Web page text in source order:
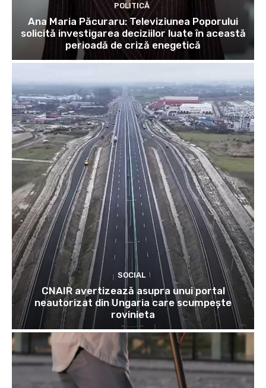
POLITICĂ
Ana Maria Păcuraru: Televiziunea Poporului
solicită investigarea deciziilor luate în această
perioadă de criză enegetică
SOCIAL
CNAIR avertizează asupra unui portal
neautorizat din Ungaria care scumpește
rovinieta